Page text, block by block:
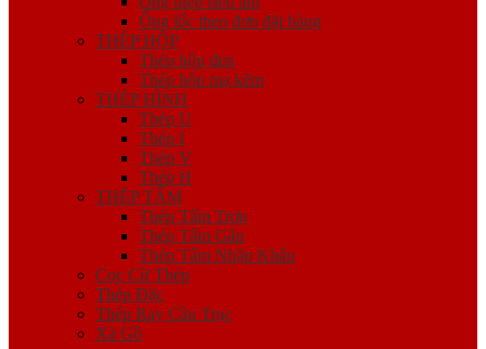
Ống lốc theo đơn đặt hàng
THÉP HỘP
Thép hộp đen
Thép hộp mạ kẽm
THÉP HÌNH
Thép U
Thép I
Thép V
Thép H
THÉP TẤM
Thép Tấm Trơn
Thép Tấm Gân
Thép Tấm Nhập Khẩu
Cọc Cừ Thép
Thép Đặc
Thép Ray Cầu Trục
Xà Gồ